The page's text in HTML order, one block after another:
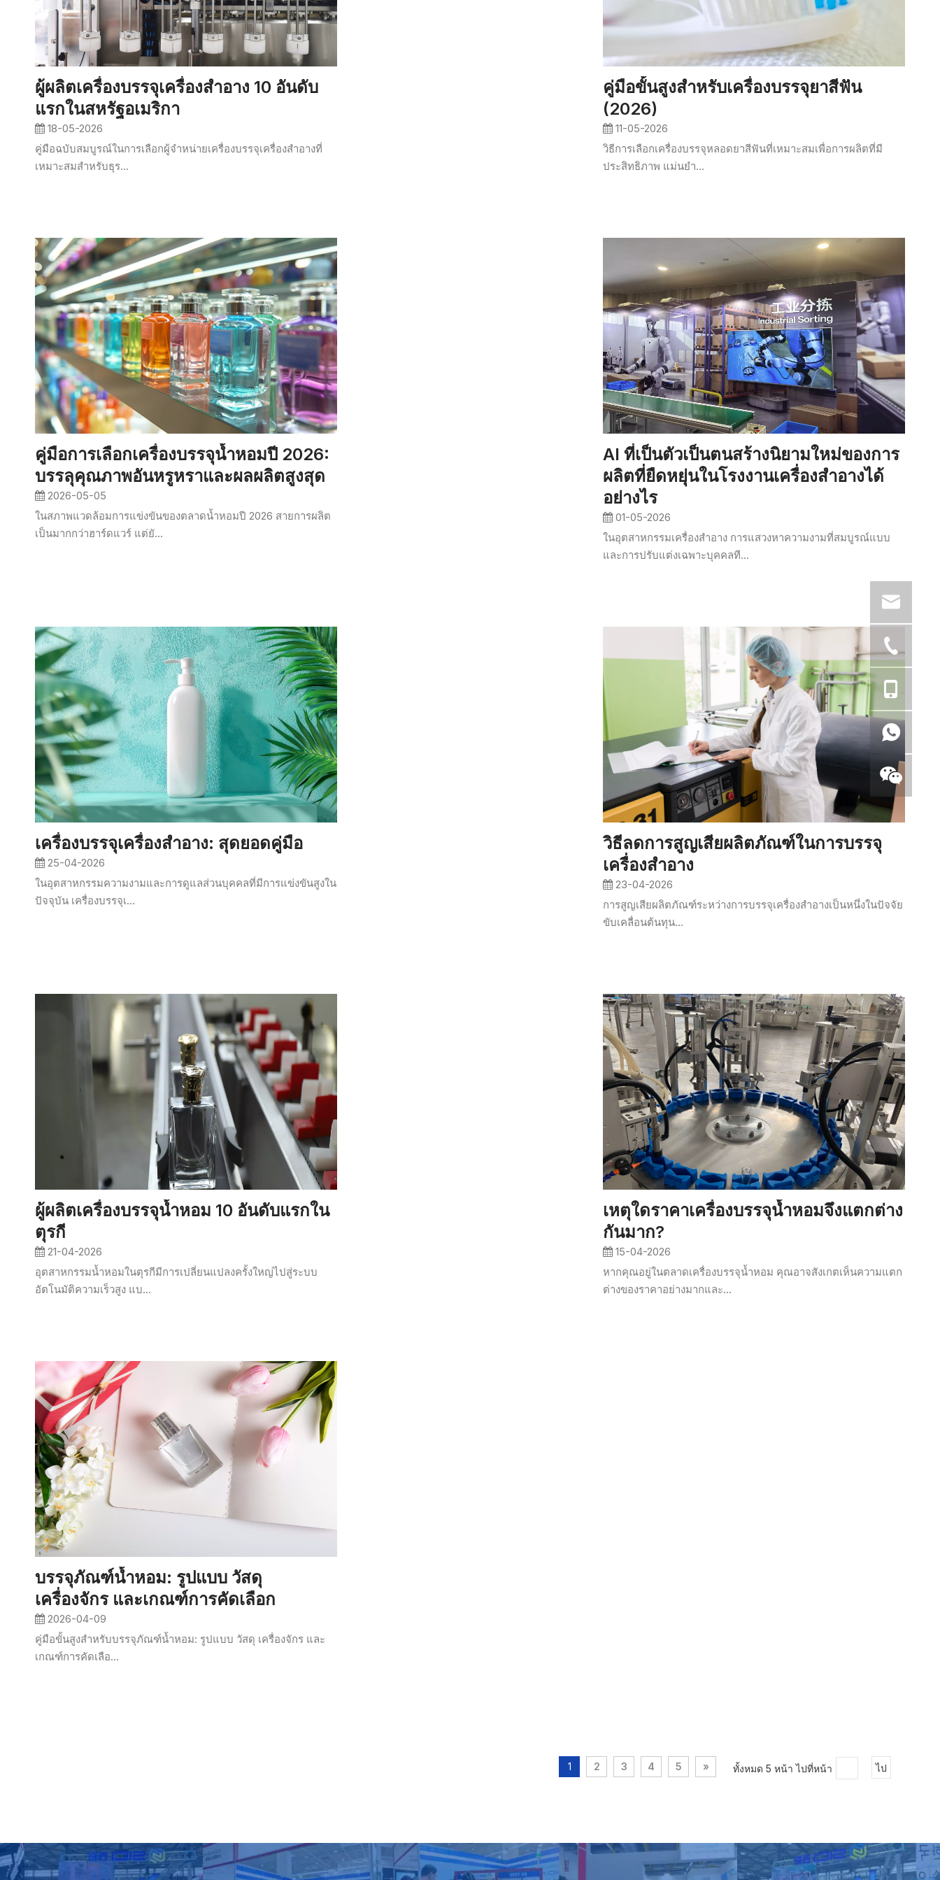
ผู้ผลิตเครื่องบรรจุเครื่องสำอาง 10 อันดับ
แรกในสหรัฐอเมริกา
18-05-2026
คู่มือฉบับสมบูรณ์ในการเลือกผู้จำหน่ายเครื่องบรรจุเครื่องสำอางที่
เหมาะสมสำหรับธุร...
คู่มือขั้นสูงสำหรับเครื่องบรรจุยาสีฟัน
(2026)
11-05-2026
วิธีการเลือกเครื่องบรรจุหลอดยาสีฟันที่เหมาะสมเพื่อการผลิตที่มี
ประสิทธิภาพ แม่นยำ...
คู่มือการเลือกเครื่องบรรจุน้ำหอมปี 2026:
บรรลุคุณภาพอันหรูหราและผลผลิตสูงสุด
2026-05-05
ในสภาพแวดล้อมการแข่งขันของตลาดน้ำหอมปี 2026 สายการผลิต
เป็นมากกว่าฮาร์ดแวร์ แต่ยั...
AI ที่เป็นตัวเป็นตนสร้างนิยามใหม่ของการ
ผลิตที่ยืดหยุ่นในโรงงานเครื่องสำอางได้
อย่างไร
01-05-2026
ในอุตสาหกรรมเครื่องสำอาง การแสวงหาความงามที่สมบูรณ์แบบ
และการปรับแต่งเฉพาะบุคคลที...
เครื่องบรรจุเครื่องสำอาง: สุดยอดคู่มือ
25-04-2026
ในอุตสาหกรรมความงามและการดูแลส่วนบุคคลที่มีการแข่งขันสูงใน
ปัจจุบัน เครื่องบรรจุเ...
วิธีลดการสูญเสียผลิตภัณฑ์ในการบรรจุ
เครื่องสำอาง
23-04-2026
​การสูญเสียผลิตภัณฑ์ระหว่างการบรรจุเครื่องสำอางเป็นหนึ่งในปัจจัย
ขับเคลื่อนต้นทุน...
ผู้ผลิตเครื่องบรรจุน้ำหอม 10 อันดับแรกใน
ตุรกี
21-04-2026
อุตสาหกรรมน้ำหอมในตุรกีมีการเปลี่ยนแปลงครั้งใหญ่ไปสู่ระบบ
อัตโนมัติความเร็วสูง แบ...
เหตุใดราคาเครื่องบรรจุน้ำหอมจึงแตกต่าง
กันมาก?
15-04-2026
หากคุณอยู่ในตลาดเครื่องบรรจุน้ำหอม คุณอาจสังเกตเห็นความแตก
ต่างของราคาอย่างมากและ...
บรรจุภัณฑ์น้ำหอม: รูปแบบ วัสดุ
เครื่องจักร และเกณฑ์การคัดเลือก
2026-04-09
คู่มือขั้นสูงสำหรับบรรจุภัณฑ์น้ำหอม: รูปแบบ วัสดุ เครื่องจักร และ
เกณฑ์การคัดเลือ...
1 2 3 4 5 » ทั้งหมด 5 หน้า ไปที่หน้า ไป